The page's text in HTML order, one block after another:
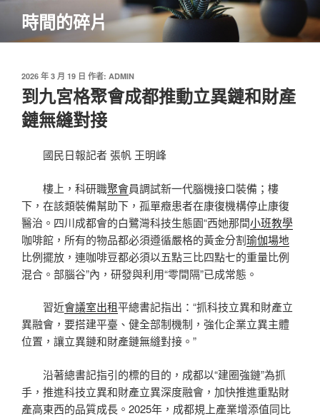
主
時間的碎片
發
佈
於
2026 年 3 月 19 日 作者: ADMIN
到九宮格聚會成都推動立異鏈和財產
鏈無縫對接
國民日報記者 張帆 王明峰
樓上，科研職聚會員調試新一代腦機接口裝備；樓
下，在該類裝備幫助下，孤單癥患者在康復機構停止康復
醫治。四川成都會的白鷺灣科技生態園“西她那間小班教學
咖啡館，所有的物品都必須遵循嚴格的黃金分割瑜伽場地
比例擺放，連咖啡豆都必須以五點三比四點七的重量比例
混合。部腦谷”內，研發與利用“零間隔”已成常態。
習近會議室出租平總書記指出：“抓科技立異和財產立
異融會，要搭建平臺、健全部制機制，強化企業立異主體
位置，讓立異鏈和財產鏈無縫對接。”
沿著總書記指引的標的目的，成都以“建圈強鏈”為抓
手，推進科技立異和財產立異深度融會，加快推進重點財
產高東西的品質成長。2025年，成都規上產業增添值同比